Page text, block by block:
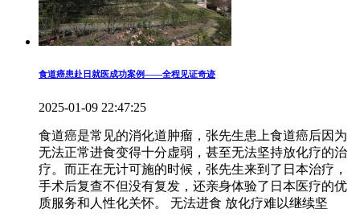
食道癌患赴日就医成功案例——全程见证奇迹
2025-01-09 22:47:25
食道癌是常见的消化道肿瘤，张先生患上食道癌后因为
无法正常进食变得十分虚弱，甚至无法坚持放化疗的治
疗。而正在无计可施的时候，张先生来到了日本治疗，
手术后复查不但没有复发，还亲身体验了日本医疗的优
质服务和人性化关怀。 无法进食 放化疗难以继续坚